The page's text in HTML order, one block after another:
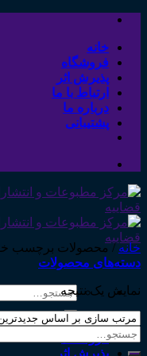
Skip
contentخانه
فروشگاه
پذیرش اثر
ارتباط با ما
درباره ما
پشتیبانی
جستجو
خانه
فروشگاه
پذیرش اثر
خانه /محصولات برچسب
دسته‌های محصولات
نمایش یک نتیجه
جستجو